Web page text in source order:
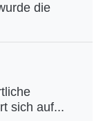
die
sich auf...